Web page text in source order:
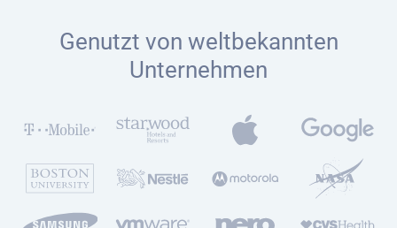
Genutzt von weltbekannten
Unternehmen